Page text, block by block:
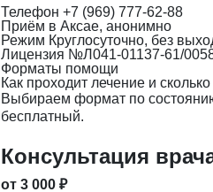
Телефон +7 (969) 777-62-88
Приём в Аксае, анонимно
Режим Круглосуточно, без
Лицензия №Л041-01137-61/
Форматы помощи
Как проходит лечение и сколько
Выбираем формат по
бесплатный.
Консультация
от 3 000 ₽